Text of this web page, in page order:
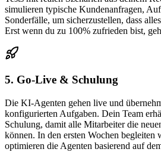
simulieren typische Kundenanfragen,
Sonderfälle, um sicherzustellen, dass
Erst wenn du zu 100% zufrieden bist,
5. Go-Live & Schulung
Die KI-Agenten gehen live und
konfigurierten Aufgaben. Dein Team
Schulung, damit alle Mitarbeiter die
können. In den ersten Wochen begleiten
optimieren die Agenten basierend auf